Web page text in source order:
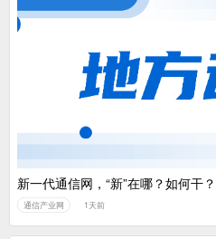
新一代通信网，“新”在哪？如何干？
通信产业网 1天前